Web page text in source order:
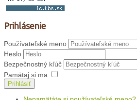
Prihlásenie
Používateľské meno
Heslo
Bezpečnostný kľúč
Pamätaj si ma
Prihlásiť